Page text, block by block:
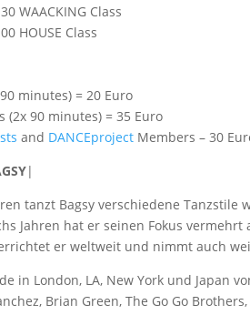
WAACKING Class
HOUSE Class
minutes) = 20 Euro
(2x 90 minutes) = 35 Euro
and DANCEproject Members – 30
|
tanzt Bagsy verschiedene
Jahren hat er seinen Fokus
er weltweit und nimmt auch
in London, LA, New York und Japan
Brian Green, The Go Go